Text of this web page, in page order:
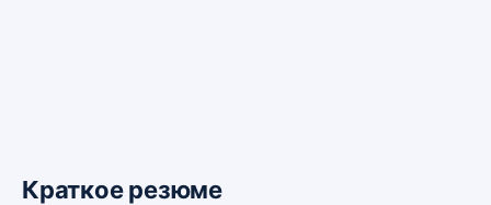
Краткое резюме